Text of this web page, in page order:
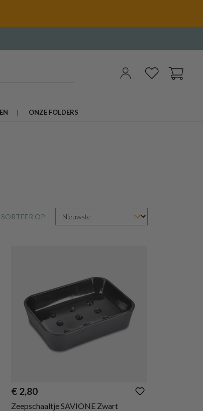
ONZE FOLDERS
SORTEER OP
€ 2,80
Zeepschaaltje SAVIONE Zwart